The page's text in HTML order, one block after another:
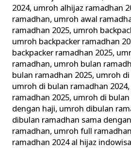
2024, umroh alhijaz ramadhan
ramadhan, umroh awal
ramadhan 2025, umroh
umroh backpacker ramadhan
backpacker ramadhan 2025,
ramadhan, umroh bulan
bulan ramadhan 2025, umroh
umroh di bulan ramadhan 2024,
ramadhan 2025, umroh di
dengan haji, umroh dibulan
dibulan ramadhan sama
ramadhan, umroh full
ramadhan 2024 al hijaz